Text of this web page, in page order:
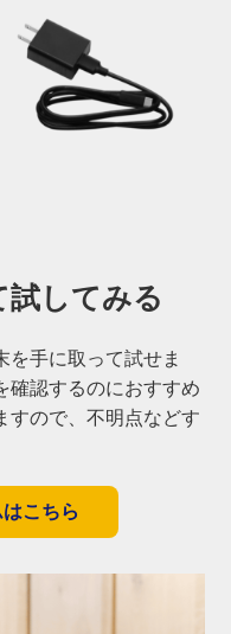
試してみる
を手に取って試せま
確認するのにおすすめ
すので、不明点などす
こちら